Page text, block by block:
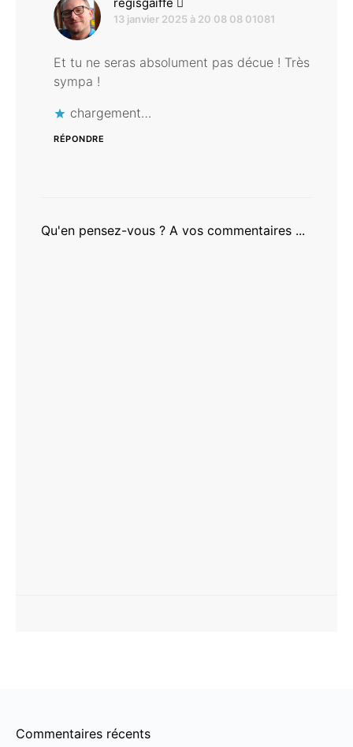
regisgaiffe
13 janvier 2025 à 20 08 08 01081
Et tu ne seras absolument pas décue ! Très
sympa !
chargement…
RÉPONDRE
Qu'en pensez-vous ? A vos commentaires ...
Commentaires récents